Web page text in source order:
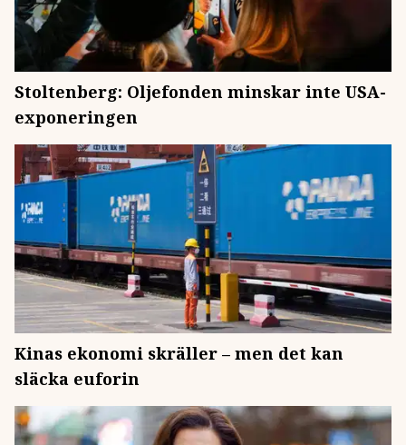
Stoltenberg: Oljefonden minskar inte USA-
exponeringen
Kinas ekonomi skräller – men det kan
släcka euforin